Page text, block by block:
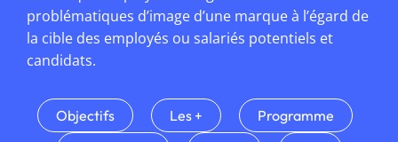
Nous contacter
problématiques d’image d’une marque à l’égard de
la cible des employés ou salariés potentiels et
candidats.
Objectifs Les +
Programme